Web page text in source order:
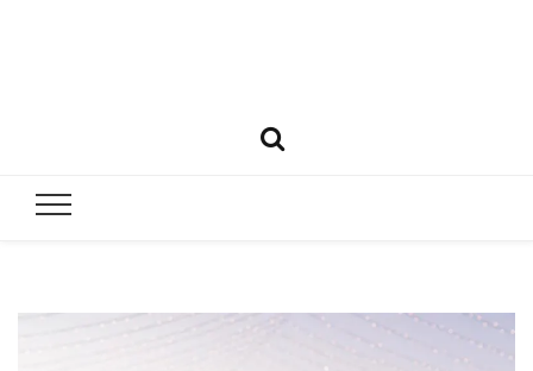
Todo lo que necesitas saber para casarte